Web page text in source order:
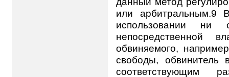
или арбитральным.9
использовании
непосредственной
обвиняемого,
свободы, обвинитель
соответствующим